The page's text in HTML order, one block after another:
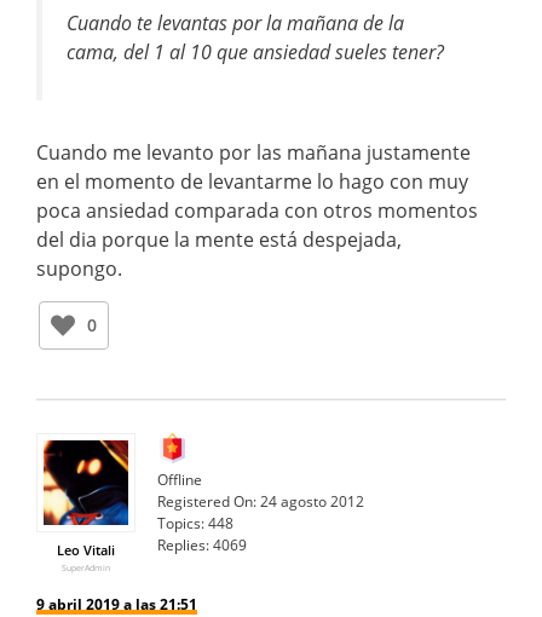
Cuando te levantas por la mañana de la
cama, del 1 al 10 que ansiedad sueles tener?
Cuando me levanto por las mañana justamente
en el momento de levantarme lo hago con muy
poca ansiedad comparada con otros momentos
del dia porque la mente está despejada,
supongo.
0
Leo Vitali
SuperAdmin
Offline
Registered On:24 agosto 2012
Topics:448
Replies:4069
9 abril 2019 a las 21:51